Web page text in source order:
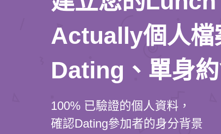
Actually個人檔
Dating、單身
100% 已驗證的個人資料，
確認Dating參加者的身分背景